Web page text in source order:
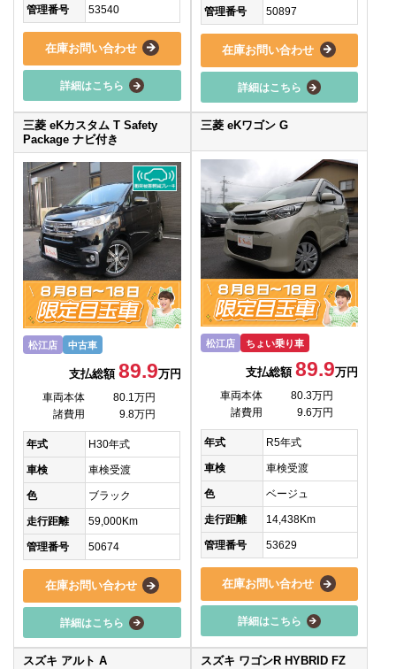
管理番号 53540
在庫お問い合わせ
詳細はこちら
管理番号 50897
在庫お問い合わせ
詳細はこちら
三菱 eKカスタム T Safety
Package ナビ付き
松江店 中古車
支払総額 89.9万円
車両本体
80.1万円
諸費用
9.8万円
年式 H30年式
車検 車検受渡
色 ブラック
走行距離 59,000Km
管理番号 50674
在庫お問い合わせ
詳細はこちら
三菱 eKワゴン G
松江店 ちょい乗り車
支払総額89.9万円
車両本体
80.3万円
諸費用
9.6万円
年式 R5年式
車検 車検受渡
色 ベージュ
走行距離 14,438Km
管理番号 53629
在庫お問い合わせ
詳細はこちら
スズキ アルト A スズキ ワゴンR HYBRID FZ